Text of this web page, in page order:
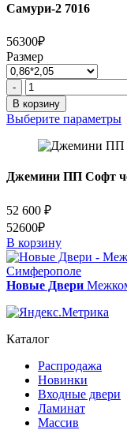
Самури-2 7016
56300₽
Размер
Количество
товара
Самури-2
7016
-
В корзину
Выберите параметры
Джемини ПП Софт
52 600 ₽
52600₽
В корзину
Новые Двери
Каталог
Распродажа
Новинки
Входные двери
Ламинат
Массив